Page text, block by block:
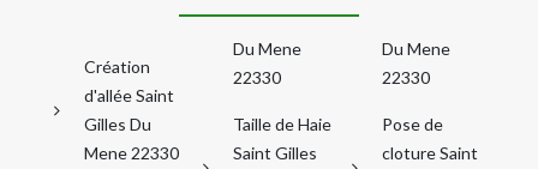
Création
d'allée Saint
Gilles Du
Mene 22330
Du Mene
22330
Taille de Haie
Saint Gilles
Du Mene
22330
Pose de
cloture Saint